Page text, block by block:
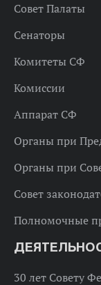
Совет Палаты
Сенаторы
Комитеты СФ
Комиссии
Аппарат СФ
Органы при
Органы при
Совет
Полномочные
30 лет Совету